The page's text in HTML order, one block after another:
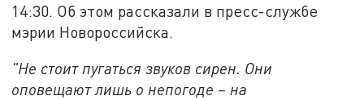
14:30. Об этом рассказали в пресс-службе
мэрии Новороссийска.
"Не стоит пугаться звуков сирен. Они
оповещают лишь о непогоде – на